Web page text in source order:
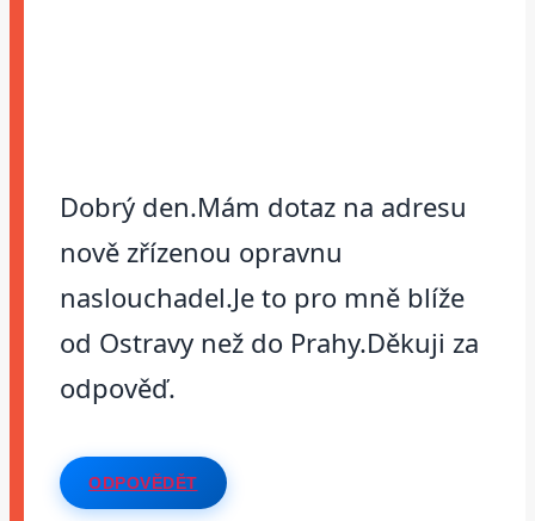
Dobrý den.Mám dotaz na adresu
nově zřízenou opravnu
naslouchadel.Je to pro mně blíže
od Ostravy než do Prahy.Děkuji za
odpověď.
ODPOVĚDĚT